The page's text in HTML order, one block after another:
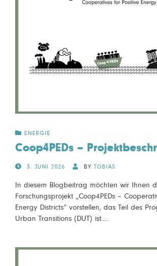
ENERGIE
Coop4PEDs –
POSTED3. JUNI 2026 BY TOBIAS
In diesem Blogbeitrag möchten wir Ihnen
Forschungsprojekt „Coop4PEDs –
Energy Districts“ vorstellen, das Teil des
Urban Transitions (DUT) ist.…